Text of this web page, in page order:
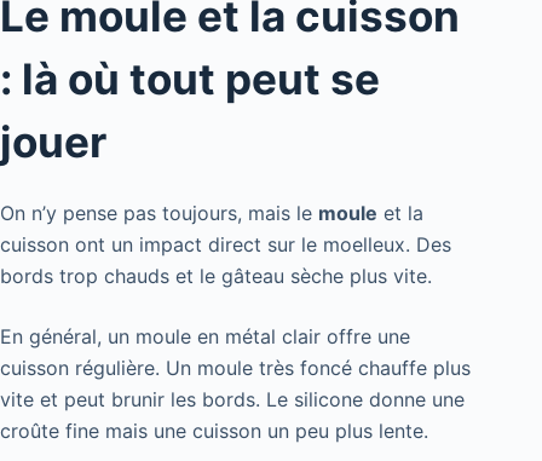
Le moule et la cuisson
: là où tout peut se
jouer
On n’y pense pas toujours, mais le moule et la
cuisson ont un impact direct sur le moelleux. Des
bords trop chauds et le gâteau sèche plus vite.
En général, un moule en métal clair offre une
cuisson régulière. Un moule très foncé chauffe plus
vite et peut brunir les bords. Le silicone donne une
croûte fine mais une cuisson un peu plus lente.